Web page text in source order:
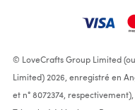
© LoveCrafts Group Limited
Limited) 2026, enregistré en
et n° 8072374,